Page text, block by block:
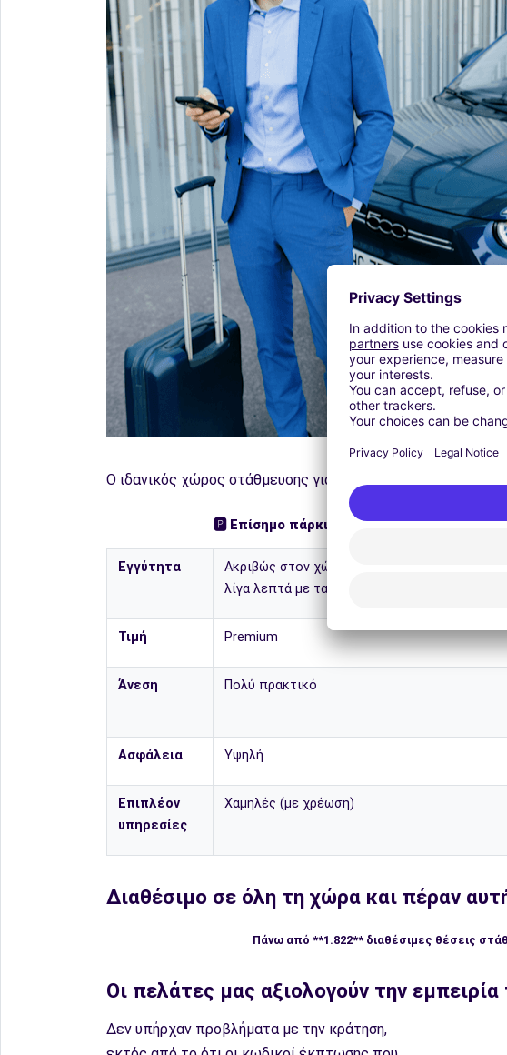
Ο ιδανικός χώρος στάθμευσης για τις ανάγκες σας
🅿️ Επίσημο πάρκινγκ
Εγγύτητα
Ακριβώς στον χώρο του αεροδρομίου (μόλις
λίγα λεπτά με τα πόδια)
Τιμή Premium
Άνεση Πολύ πρακτικό
Ασφάλεια Υψηλή
Επιπλέον
υπηρεσίες
Χαμηλές (με χρέωση)
Διαθέσιμο σε όλη τη χώρα και πέραν
Πάνω από **1.822** διαθέσιμες θέσεις
Οι πελάτες μας αξιολογούν την
Δεν υπήρχαν προβλήματα με την κράτηση,